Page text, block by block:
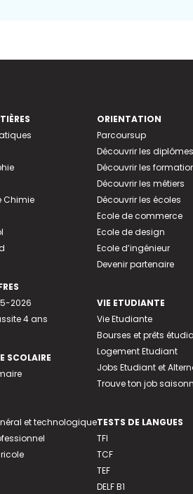
Chimie
2026
4 ans
SCOLAIRE
et technologique
ORIENTATION
Parcoursup
Découvrir les diplômes
Découvrir les
Découvrir les métiers
Découvrir les écoles
Ecole de commerce
Ecole de design
Ecole d’ingénieur
Devenir partenaire
VIE ETUDIANTE
Vie Etudiante
Bourses et prêts
Logement Etudiant
Jobs Etudiant et
Trouve ton job
TESTS DE LANGUES
TFI
TCF
TEF
DELF B1